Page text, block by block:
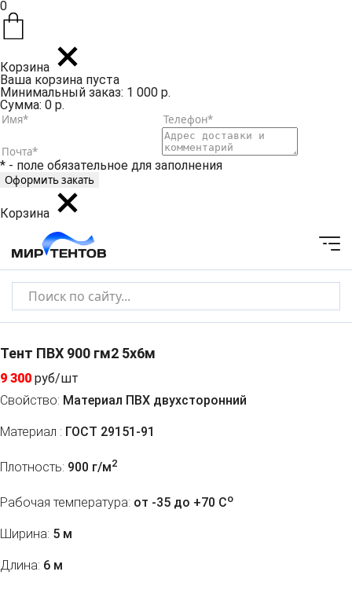
0
Корзина
Ваша корзина пуста
Минимальный заказ: 1 000 р.
Сумма: 0 р.
* - поле обязательное для заполнения
Корзина
Тент ПВХ 900 гм2 5х6м
9 300 руб/шт
Свойство: Материал ПВХ двухсторонний
Материал : ГОСТ 29151-91
Плотность: 900 г/м2
Рабочая температура: от -35 до +70 Co
Ширина: 5 м
Длина: 6 м